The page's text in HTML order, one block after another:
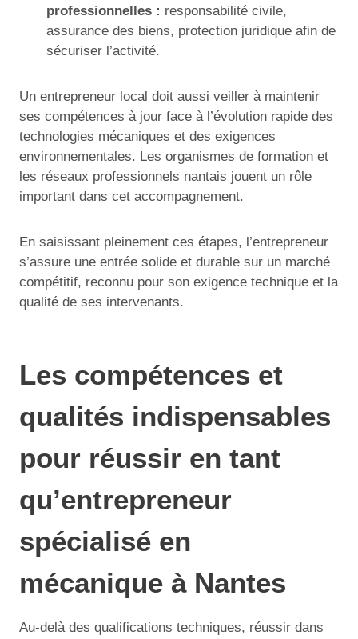
professionnelles : responsabilité civile,
assurance des biens, protection juridique afin de
sécuriser l’activité.
Un entrepreneur local doit aussi veiller à maintenir
ses compétences à jour face à l’évolution rapide des
technologies mécaniques et des exigences
environnementales. Les organismes de formation et
les réseaux professionnels nantais jouent un rôle
important dans cet accompagnement.
En saisissant pleinement ces étapes, l’entrepreneur
s’assure une entrée solide et durable sur un marché
compétitif, reconnu pour son exigence technique et la
qualité de ses intervenants.
Les compétences et
qualités indispensables
pour réussir en tant
qu’entrepreneur
spécialisé en
mécanique à Nantes
Au-delà des qualifications techniques, réussir dans